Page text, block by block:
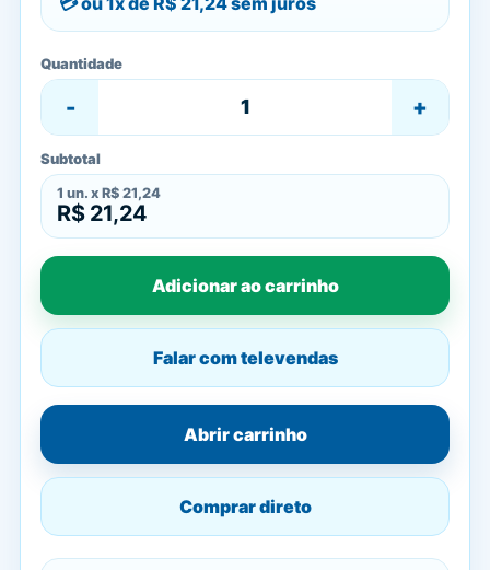
Quantidade
- +
Subtotal
1 un. x R$ 21,24
R$ 21,24
Adicionar ao carrinho
Falar com televendas
Abrir carrinho
Comprar direto